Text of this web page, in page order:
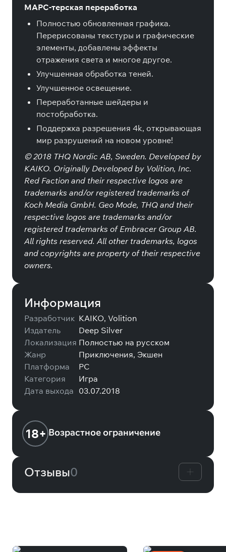
МАРС-терская переработка
Полностью обновленная графика.
Перерисованы текстуры и графические
элементы, добавлены эффекты
отражения света и многое другое.
Улучшенная обработка теней.
Улучшенное освещение.
Переработанные шейдеры и
постобработка.
Поддержка разрешения 4k, открывающая
мир разрушений на новом уровне!
© 2018 THQ Nordic AB, Sweden. Developed by
KAIKO. Originally Developed by Volition, Inc.
Red Faction and their respective logos are
trademarks and/or registered trademarks of
Koch Media GmbH. Geo Mode, THQ and their
respective logos are trademarks and/or
registered trademarks of Embracer Group AB.
All rights reserved. All other trademarks, logos
and copyrights are property of their respective
owners.
Информация
Разработчик KAIKO, Volition
Издатель
Deep Silver
Локализация Полностью на русском
Жанр
Приключения, Экшен
Платформа
PC
Категория
Игра
Дата выхода 03.07.2018
18+ Возрастное ограничение
Отзывы0